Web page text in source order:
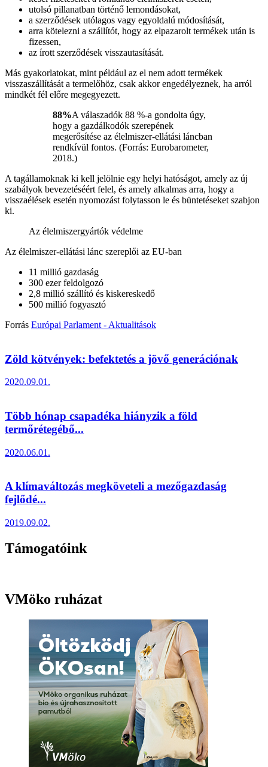
utolsó pillanatban történő lemondásokat,
a szerződések utólagos vagy egyoldalú módosítását,
arra kötelezni a szállítót, hogy az elpazarolt termékek után is
fizessen,
az írott szerződések visszautasítását.
Más gyakorlatokat, mint például az el nem adott termékek
visszaszállítását a termelőhöz, csak akkor engedélyeznek, ha arról
mindkét fél előre megegyezett.
88%A válaszadók 88 %-a gondolta úgy,
hogy a gazdálkodók szerepének
megerősítése az élelmiszer-ellátási láncban
rendkívül fontos. (Forrás: Eurobarometer,
2018.)
A tagállamoknak ki kell jelölnie egy helyi hatóságot, amely az új
szabályok bevezetéséért felel, és amely alkalmas arra, hogy a
visszaélések esetén nyomozást folytasson le és büntetéseket szabjon
ki.
Az élelmiszergyártók védelme
Az élelmiszer-ellátási lánc szereplői az EU-ban
11 millió gazdaság
300 ezer feldolgozó
2,8 millió szállító és kiskereskedő
500 millió fogyasztó
Forrás Európai Parlament - Aktualitások
Zöld kötvények: befektetés a jövő generációnak
2020.09.01.
Több hónap csapadéka hiányzik a föld
termőrétegébő...
2020.06.01.
A klímaváltozás megköveteli a mezőgazdaság
fejlődé...
2019.09.02.
Támogatóink
VMöko ruházat